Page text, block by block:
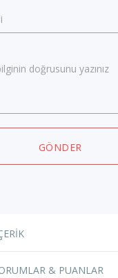
doğrusunu yazınız
GÖNDER
& PUANLAR